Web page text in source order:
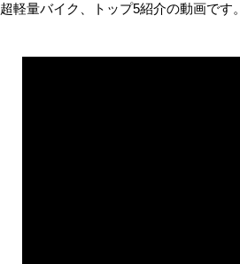
超軽量バイク、トップ5紹介の動画です。